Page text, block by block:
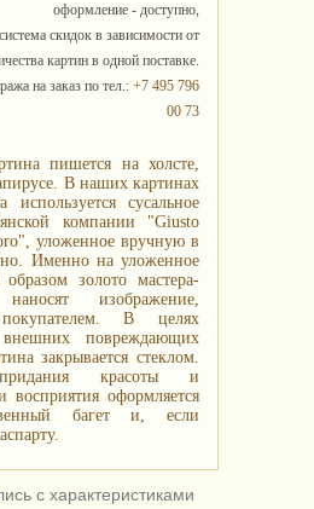
оформление - доступно,
скидок в зависимости от
картин в одной поставке.
на заказ по тел.: +7 495 796
00 73
пишется на холсте,
В наших картинах
используется сусальное
компании "Giusto
уложенное вручную в
Именно на уложенное
золото мастера-
изображение,
В целях
повреждающих
закрывается стеклом.
красоты и
восприятия оформляется
багет и, если
с характеристиками